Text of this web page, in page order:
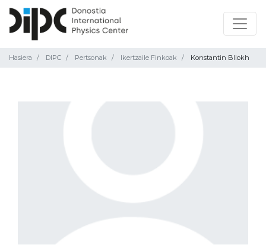
Hasiera DIPC Pertsonak Ikertzaile Finkoak Konstantin Bliokh